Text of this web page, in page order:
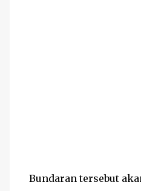
Bundaran tersebut